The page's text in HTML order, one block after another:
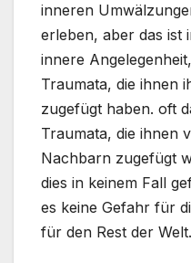
inneren
erleben, aber das ist
innere
Traumata, die ihnen
zugefügt haben. oft
Traumata, die ihnen
Nachbarn zugefügt
dies in keinem Fall
es keine Gefahr für
für den Rest der Welt.